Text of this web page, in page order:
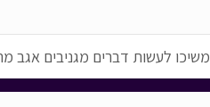
לעשות דברים מגניבים